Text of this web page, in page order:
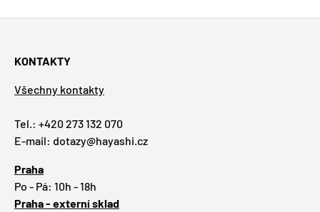
KONTAKTY
Všechny kontakty
Tel.: +420 273 132 070
E-mail: dotazy@hayashi.cz
Praha
Po - Pá: 10h - 18h
Praha - externí sklad